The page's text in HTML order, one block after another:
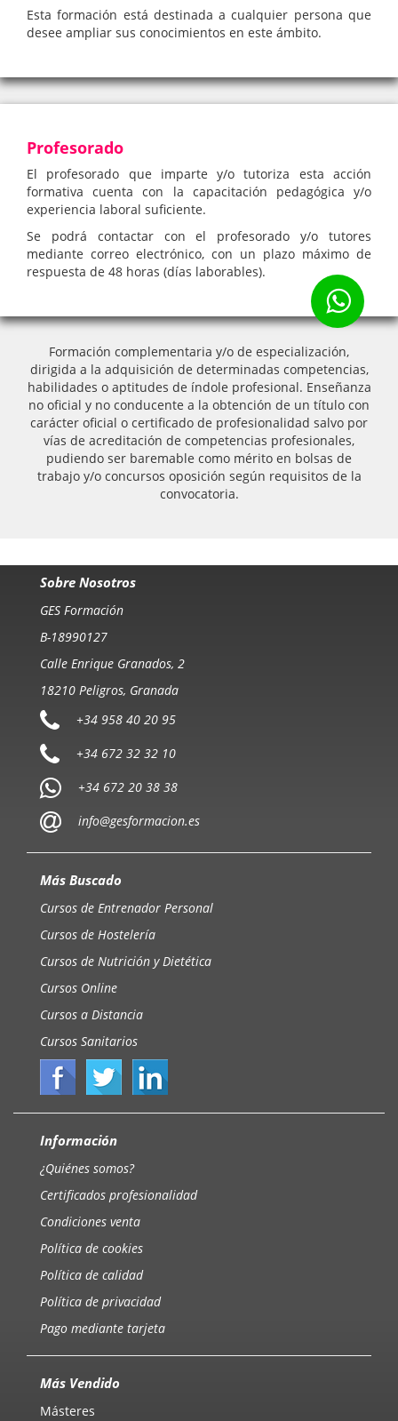
Esta formación está destinada a cualquier persona que
desee ampliar sus conocimientos en este ámbito.
Profesorado
El profesorado que imparte y/o tutoriza esta acción
formativa cuenta con la capacitación pedagógica y/o
experiencia laboral suficiente.
Se podrá contactar con el profesorado y/o tutores
mediante correo electrónico, con un plazo máximo de
respuesta de 48 horas (días laborables).
Formación complementaria y/o de especialización,
dirigida a la adquisición de determinadas competencias,
habilidades o aptitudes de índole profesional. Enseñanza
no oficial y no conducente a la obtención de un título con
carácter oficial o certificado de profesionalidad salvo por
vías de acreditación de competencias profesionales,
pudiendo ser baremable como mérito en bolsas de
trabajo y/o concursos oposición según requisitos de la
convocatoria.
Sobre Nosotros
GES Formación
B-18990127
Calle Enrique Granados, 2
18210 Peligros, Granada
+34 958 40 20 95
+34 672 32 32 10
+34 672 20 38 38
info@gesformacion.es
Más Buscado
Cursos de Entrenador Personal
Cursos de Hostelería
Cursos de Nutrición y Dietética
Cursos Online
Cursos a Distancia
Cursos Sanitarios
Información
¿Quiénes somos?
Certificados profesionalidad
Condiciones venta
Política de cookies
Política de calidad
Política de privacidad
Pago mediante tarjeta
Más Vendido
Másteres